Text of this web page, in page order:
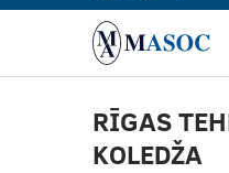
RĪGAS
KOLEDŽA